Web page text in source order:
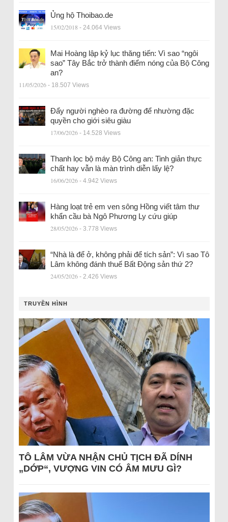
Ủng hộ Thoibao.de
15/02/2018 - 24.064 Views
Mai Hoàng lập kỷ lục thăng tiến: Vì sao “ngôi
sao” Tây Bắc trở thành điểm nóng của Bộ Công
an?
11/05/2026 - 18.507 Views
Đẩy người nghèo ra đường để nhường đặc
quyền cho giới siêu giàu
17/06/2026 - 14.528 Views
Thanh lọc bộ máy Bộ Công an: Tinh giản thực
chất hay vẫn là màn trình diễn lấy lệ?
16/06/2026 - 4.942 Views
Hàng loạt trẻ em ven sông Hồng viết tâm thư
khẩn cầu bà Ngô Phương Ly cứu giúp
28/05/2026 - 3.778 Views
“Nhà là để ở, không phải để tích sản”: Vì sao Tô
Lâm không đánh thuế Bất Động sản thứ 2?
24/05/2026 - 2.426 Views
TRUYỀN HÌNH
TÔ LÂM VỪA NHẬN CHỦ TỊCH ĐÃ DÍNH
„DỚP“, VƯỢNG VIN CÓ ÂM MƯU GÌ?